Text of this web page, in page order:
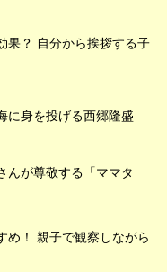
果？ 自分から挨拶する子
に身を投げる西郷隆盛
んが尊敬する「ママタ
め！ 親子で観察しながら